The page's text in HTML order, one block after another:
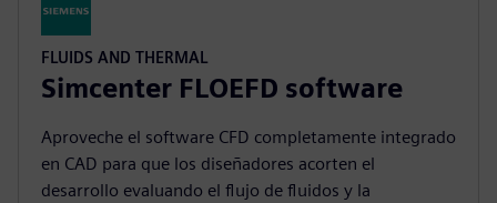
FLUIDS AND THERMAL
Simcenter FLOEFD software
Aproveche el software CFD completamente integrado
en CAD para que los diseñadores acorten el
desarrollo evaluando el flujo de fluidos y la